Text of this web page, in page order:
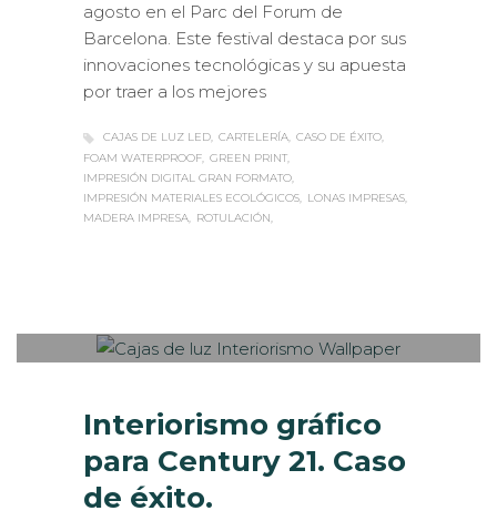
agosto en el Parc del Forum de
Barcelona. Este festival destaca por sus
innovaciones tecnológicas y su apuesta
por traer a los mejores
CAJAS DE LUZ LED CARTELERÍA CASO DE ÉXITO
FOAM WATERPROOF GREEN PRINT
IMPRESIÓN DIGITAL GRAN FORMATO
IMPRESIÓN MATERIALES ECOLÓGICOS
LONAS IMPRESAS
MADERA IMPRESA
ROTULACIÓN
Interiorismo gráfico
para Century 21. Caso
de éxito.